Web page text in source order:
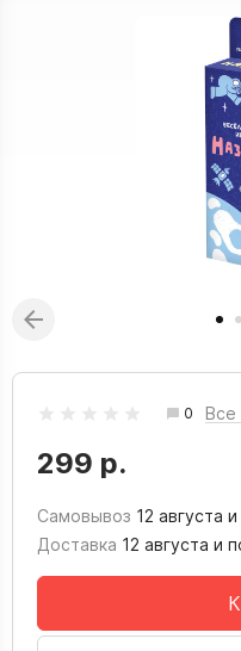
0 Все
299 р.
Самовывоз 12 августа
Доставка 12 августа и